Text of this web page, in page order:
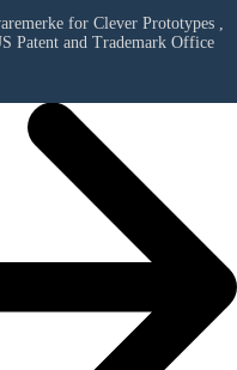
for Clever Prototypes ,
Patent and Trademark Office